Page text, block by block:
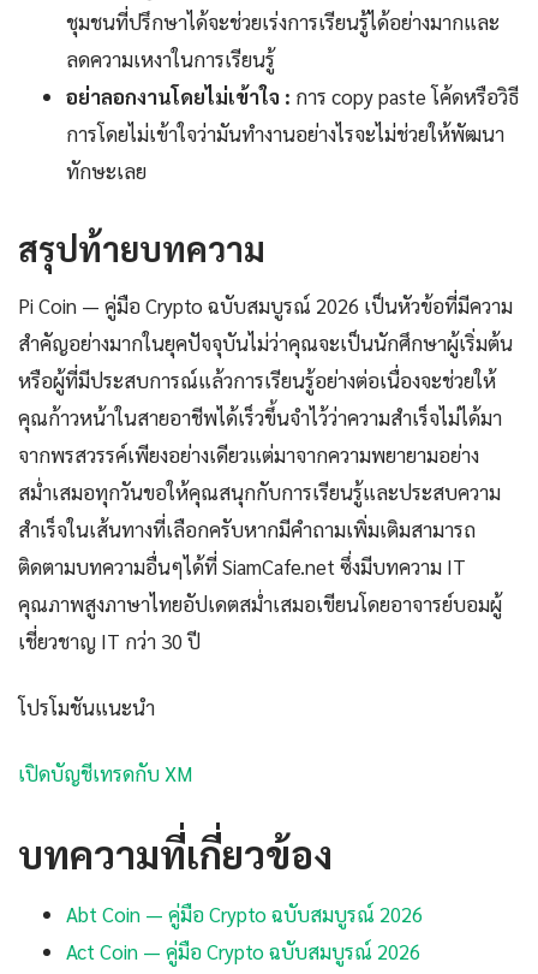
ชุมชนที่ปรึกษาได้จะช่วยเร่งการเรียนรู้ได้อย่างมากและ
ลดความเหงาในการเรียนรู้
อย่าลอกงานโดยไม่เข้าใจ : การ copy paste โค้ดหรือวิธี
การโดยไม่เข้าใจว่ามันทำงานอย่างไรจะไม่ช่วยให้พัฒนา
ทักษะเลย
สรุปท้ายบทความ
Pi Coin — คู่มือ Crypto ฉบับสมบูรณ์ 2026 เป็นหัวข้อที่มีความ
สำคัญอย่างมากในยุคปัจจุบันไม่ว่าคุณจะเป็นนักศึกษาผู้เริ่มต้น
หรือผู้ที่มีประสบการณ์แล้วการเรียนรู้อย่างต่อเนื่องจะช่วยให้
คุณก้าวหน้าในสายอาชีพได้เร็วขึ้นจำไว้ว่าความสำเร็จไม่ได้มา
จากพรสวรรค์เพียงอย่างเดียวแต่มาจากความพยายามอย่าง
สม่ำเสมอทุกวันขอให้คุณสนุกกับการเรียนรู้และประสบความ
สำเร็จในเส้นทางที่เลือกครับหากมีคำถามเพิ่มเติมสามารถ
ติดตามบทความอื่นๆได้ที่ SiamCafe.net ซึ่งมีบทความ IT
คุณภาพสูงภาษาไทยอัปเดตสม่ำเสมอเขียนโดยอาจารย์บอมผู้
เชี่ยวชาญ IT กว่า 30 ปี
โปรโมชันแนะนำ
เปิดบัญชีเทรดกับ XM
บทความที่เกี่ยวข้อง
Abt Coin — คู่มือ Crypto ฉบับสมบูรณ์ 2026
Act Coin — คู่มือ Crypto ฉบับสมบูรณ์ 2026